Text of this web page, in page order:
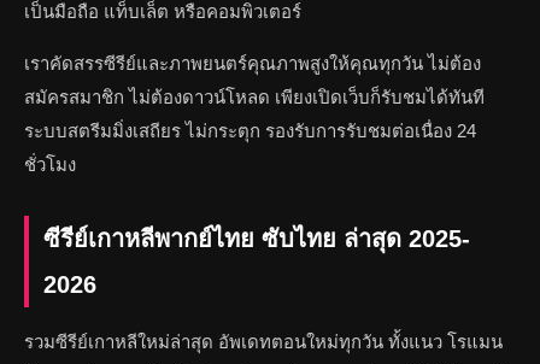
เป็นมือถือ แท็บเล็ต หรือคอมพิวเตอร์
เราคัดสรรซีรีย์และภาพยนตร์คุณภาพสูงให้คุณทุกวัน ไม่ต้อง
สมัครสมาชิก ไม่ต้องดาวน์โหลด เพียงเปิดเว็บก็รับชมได้ทันที
ระบบสตรีมมิ่งเสถียร ไม่กระตุก รองรับการรับชมต่อเนื่อง 24
ชั่วโมง
ซีรีย์เกาหลีพากย์ไทย ซับไทย ล่าสุด 2025-
2026
รวมซีรีย์เกาหลีใหม่ล่าสุด อัพเดทตอนใหม่ทุกวัน ทั้งแนว โรแมน